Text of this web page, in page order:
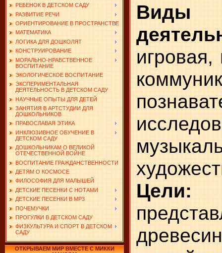
РЕБЕНОК В ДЕТСКОМ САДУ
РАЗВИТИЕ РЕЧИ
ОРИЕНТИРОВАНИЕ В ПРОСТРАНСТВЕ
МАТЕМАТИКА
ЛОГИКА ДЛЯ ДОШКОЛЯТ
КОНСТРУИРОВАНИЕ
МОРАЛЬНО-НРАВСТВЕННОЕ
ВОСПИТАНИЕ
ЭКОЛОГИЧЕСКОЕ ВОСПИТАНИЕ
ЭКСПЕРИМЕНТАЛЬНАЯ
ДЕЯТЕЛЬНОСТЬ В ДЕТСКОМ САДУ
НАУЧНЫЕ ОПЫТЫ ДЛЯ ДЕТЕЙ
ЗАНЯТИЯ В АРТСТУДИИ ДЛЯ
ДОШКОЛЬНИКОВ
ПРАВОСЛАВАЯ ЭТИКА
ИНКЛЮЗИВНОЕ ОБУЧЕНИЕ В
ДЕТСКОМ САДУ
ДОШКОЛЬНИКАМ О ВЕЛИКОЙ
ОТЕЧЕСТВЕННОЙ ВОЙНЕ
ВОСПИТАНИЕ ГРАЖДАНСТВЕННОСТИ
ДЕТЯМ О КОСМОСЕ
ФИЛОСОФИЯ ДЛЯ МАЛЫШЕЙ
ДЕТСКИЕ ПЕСЕНКИ С НОТАМИ
ДЕТСКИЕ ПЕСЕНКИ В MP3
ПОЧЕМУЧКИ
ПРОГУЛКИ В ДЕТСКОМ САДУ
ФИЗКУЛЬТУРА И СПОРТ В ДЕТСКОМ
САДУ
ОТКРЫВАЕМ МИР ВМЕСТЕ С МИККИ
Виды
игровая,